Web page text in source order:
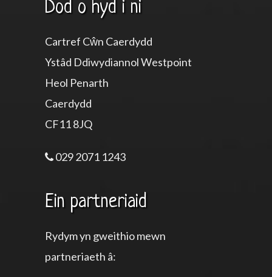
Dod o hyd i ni
Cartref Cŵn Caerdydd
Ystâd Ddiwydiannol Westpoint
Heol Penarth
Caerdydd
CF11 8JQ
029 2071 1243
Ein partneriaid
Rydym yn gweithio mewn
partneriaeth â: